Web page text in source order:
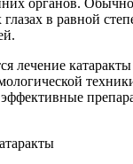
глазах в равной
лечение